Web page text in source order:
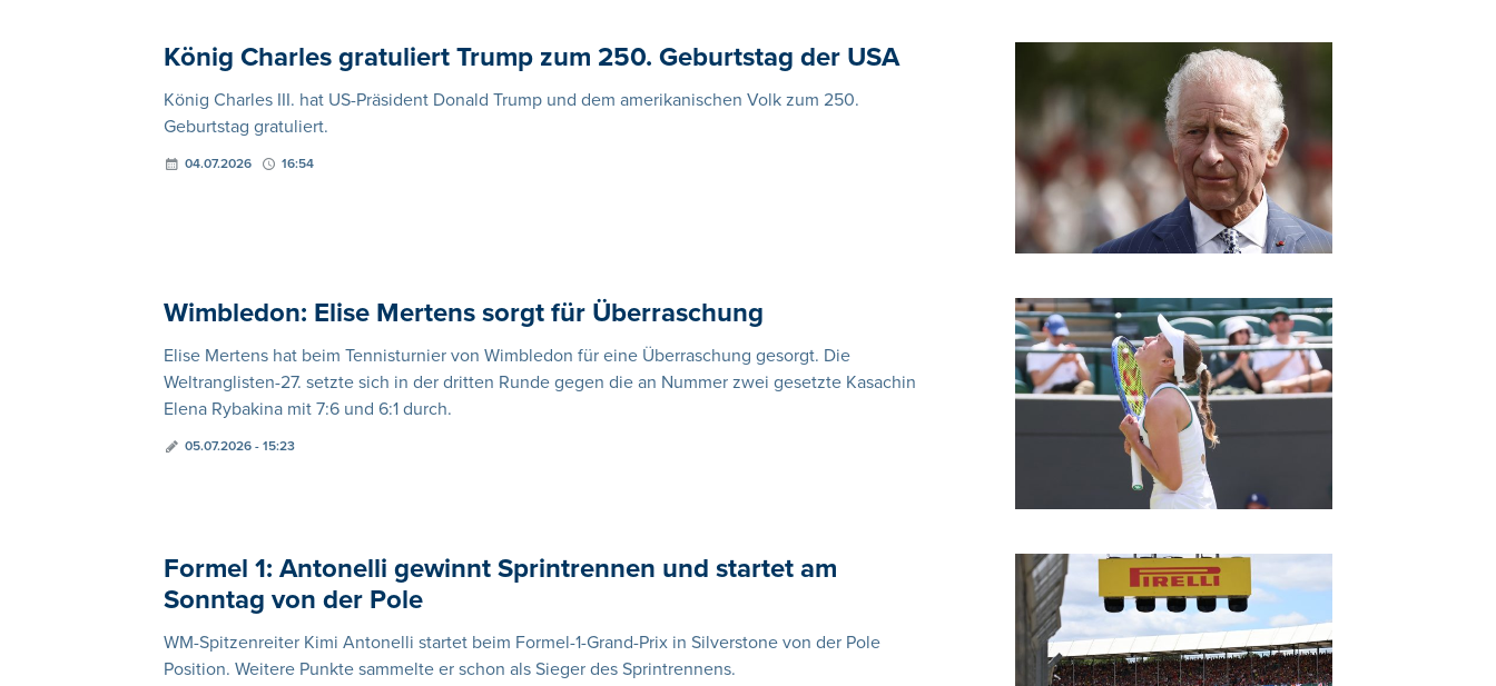
König Charles gratuliert Trump zum 250. Geburtstag der USA
König Charles III. hat US-Präsident Donald Trump und dem amerikanischen Volk zum 250.
Geburtstag gratuliert.
04.07.2026 16:54
Wimbledon: Elise Mertens sorgt für Überraschung
Elise Mertens hat beim Tennisturnier von Wimbledon für eine Überraschung gesorgt. Die
Weltranglisten-27. setzte sich in der dritten Runde gegen die an Nummer zwei gesetzte Kasachin
Elena Rybakina mit 7:6 und 6:1 durch.
05.07.2026 - 15:23
Formel 1: Antonelli gewinnt Sprintrennen und startet am
Sonntag von der Pole
WM-Spitzenreiter Kimi Antonelli startet beim Formel-1-Grand-Prix in Silverstone von der Pole
Position. Weitere Punkte sammelte er schon als Sieger des Sprintrennens.